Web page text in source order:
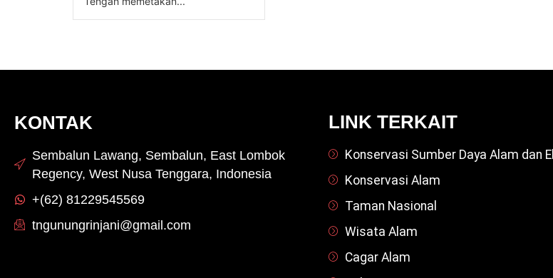
KONTAK
Sembalun Lawang, Sembalun, East Lombok
Regency, West Nusa Tenggara, Indonesia
+(62) 81229545569
tngunungrinjani@gmail.com
LINK TERKAIT
Konservasi Sumber Daya Alam dan
Konservasi Alam
Taman Nasional
Wisata Alam
Cagar Alam